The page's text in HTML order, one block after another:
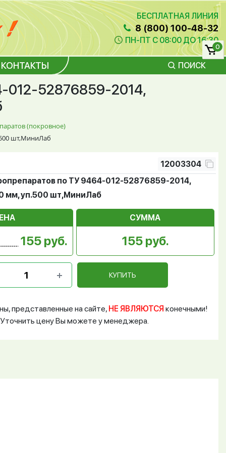
БЕСПЛАТНАЯ ЛИНИЯ
8 (800) 100-48-32
ПН-ПТ С 08:00 ДО 16:30
КОНТАКТЫ ПОИСК
0
012-52876859-2014,
(покровное)
шт,МиниЛаб
12003304
по ТУ 9464-012-52876859-2014,
мм, уп.500 шт,МиниЛаб
155 руб.
СУММА
155 руб.
КУПИТЬ
представленные на сайте, НЕ ЯВЛЯЮТСЯ конечными!
Уточнить цену Вы можете у менеджера.